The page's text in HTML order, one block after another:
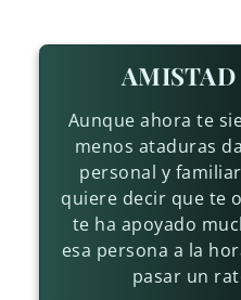
Aunque ahora te
menos ataduras
personal y
quiere decir que te
te ha apoyado
esa persona a la
pasar un